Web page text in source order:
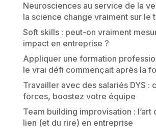
Neurosciences au service de la
la science change vraiment sur le
Soft skills : peut-on vraiment
impact en entreprise ?
Appliquer une formation
le vrai défi commençait après la
Travailler avec des salariés DYS :
forces, boostez votre équipe
Team building improvisation : l’art
lien (et du rire) en entreprise